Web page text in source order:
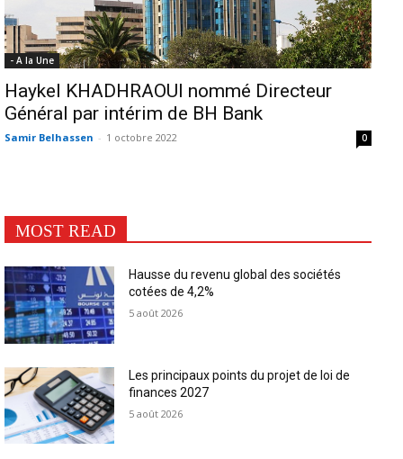
- A la Une
Haykel KHADHRAOUI nommé Directeur
Général par intérim de BH Bank
Samir Belhassen - 1 octobre 2022 0
MOST READ
Hausse du revenu global des sociétés
cotées de 4,2%
5 août 2026
Les principaux points du projet de loi de
finances 2027
5 août 2026